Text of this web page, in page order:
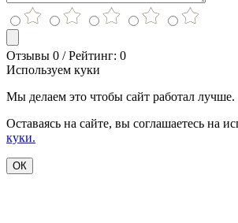
Отзывы 0 / Рейтинг: 0
Используем куки
Мы делаем это чтобы сайт работал лучше.
Оставаясь на сайте, вы соглашаетесь на
куки.
ОК